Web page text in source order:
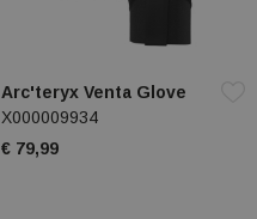
Arc'teryx Venta Glove
X000009934
€ 79,99